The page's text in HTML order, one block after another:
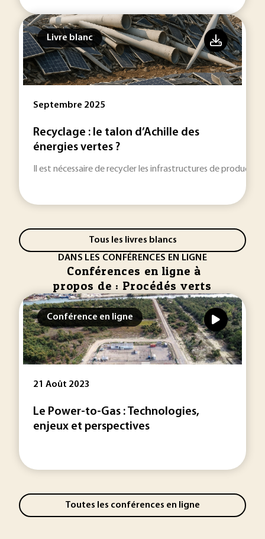
Livre blanc
Septembre 2025
Recyclage : le talon d’Achille des
énergies vertes ?
Il est nécessaire de recycler les infrastructures de
Tous les livres blancs
DANS LES CONFÉRENCES EN LIGNE
Conférences en ligne à
propos de : Procédés verts
Conférence en ligne
21 Août 2023
Le Power-to-Gas : Technologies,
enjeux et perspectives
Toutes les conférences en ligne